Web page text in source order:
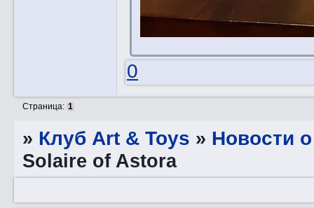
0
Страница: 1
» Клуб Art & Toys » Новости
Solaire of Astora